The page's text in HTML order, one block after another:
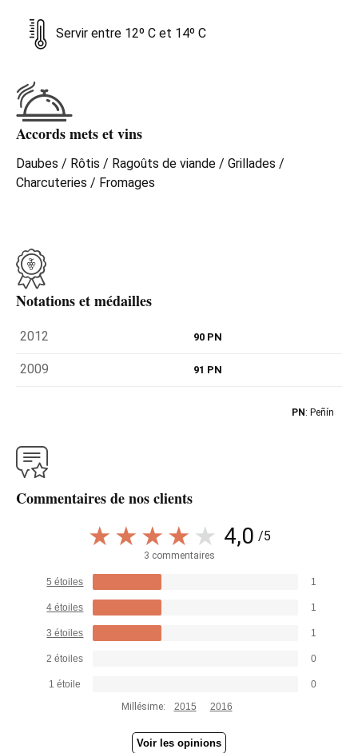
Servir entre 12º C et 14º C
Accords mets et vins
Daubes / Rôtis / Ragoûts de viande / Grillades /
Charcuteries / Fromages
Notations et médailles
2012 90 PN
2009 91 PN
PN: Peñín
Commentaires de nos clients
4,0 /5
3 commentaires
5 étoiles 1
4 étoiles 1
3 étoiles 1
2 étoiles 0
1 étoile
0
Millésime:
2015 2016
Voir les opinions